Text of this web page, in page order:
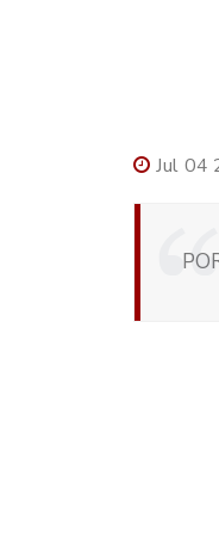
Jul 04